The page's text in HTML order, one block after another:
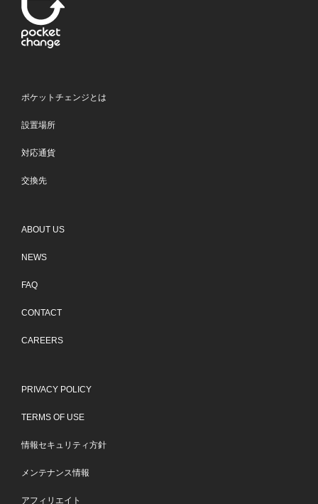
ポケットチェンジとは
設置場所
対応通貨
交換先
ABOUT US
NEWS
FAQ
CONTACT
CAREERS
PRIVACY POLICY
TERMS OF USE
情報セキュリティ方針
メンテナンス情報
アフィリエイト